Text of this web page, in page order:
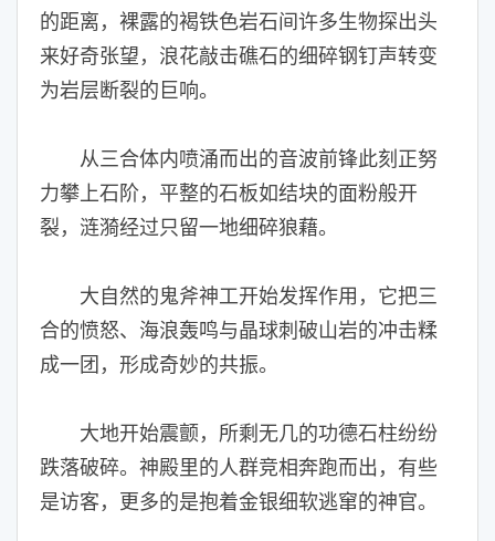
的距离，裸露的褐铁色岩石间许多生物探出头
来好奇张望，浪花敲击礁石的细碎钢钉声转变
为岩层断裂的巨响。
从三合体内喷涌而出的音波前锋此刻正努
力攀上石阶，平整的石板如结块的面粉般开
裂，涟漪经过只留一地细碎狼藉。
大自然的鬼斧神工开始发挥作用，它把三
合的愤怒、海浪轰鸣与晶球刺破山岩的冲击糅
成一团，形成奇妙的共振。
大地开始震颤，所剩无几的功德石柱纷纷
跌落破碎。神殿里的人群竞相奔跑而出，有些
是访客，更多的是抱着金银细软逃窜的神官。